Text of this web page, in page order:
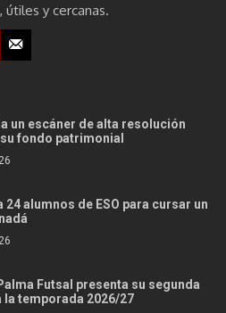
útiles y cercanas.
un escáner de alta resolución
fondo patrimonial
24 alumnos de ESO para cursar un
Futsal presenta su segunda
la temporada 2026/27